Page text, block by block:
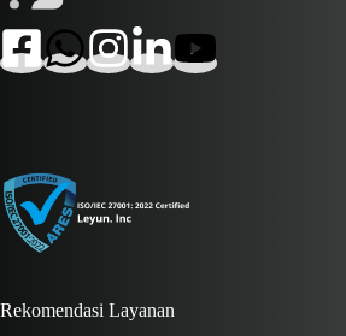
Rekomendasi Layanan